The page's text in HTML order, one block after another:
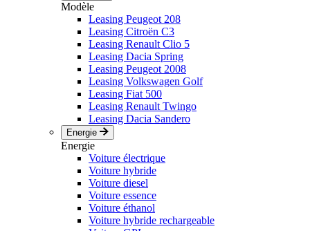
Modèle
Leasing Peugeot 208
Leasing Citroën C3
Leasing Renault Clio 5
Leasing Dacia Spring
Leasing Peugeot 2008
Leasing Volkswagen Golf
Leasing Fiat 500
Leasing Renault Twingo
Leasing Dacia Sandero
Energie
Energie
Voiture électrique
Voiture hybride
Voiture diesel
Voiture essence
Voiture éthanol
Voiture hybride rechargeable